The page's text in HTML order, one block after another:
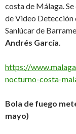
costa de Málaga.
de Video Detección
Sanlúcar de
Andrés García.
https://
nocturno-costa-
Bola de fuego
mayo)